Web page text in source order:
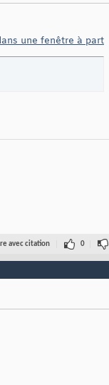
une fenêtre à part
avec citation 0